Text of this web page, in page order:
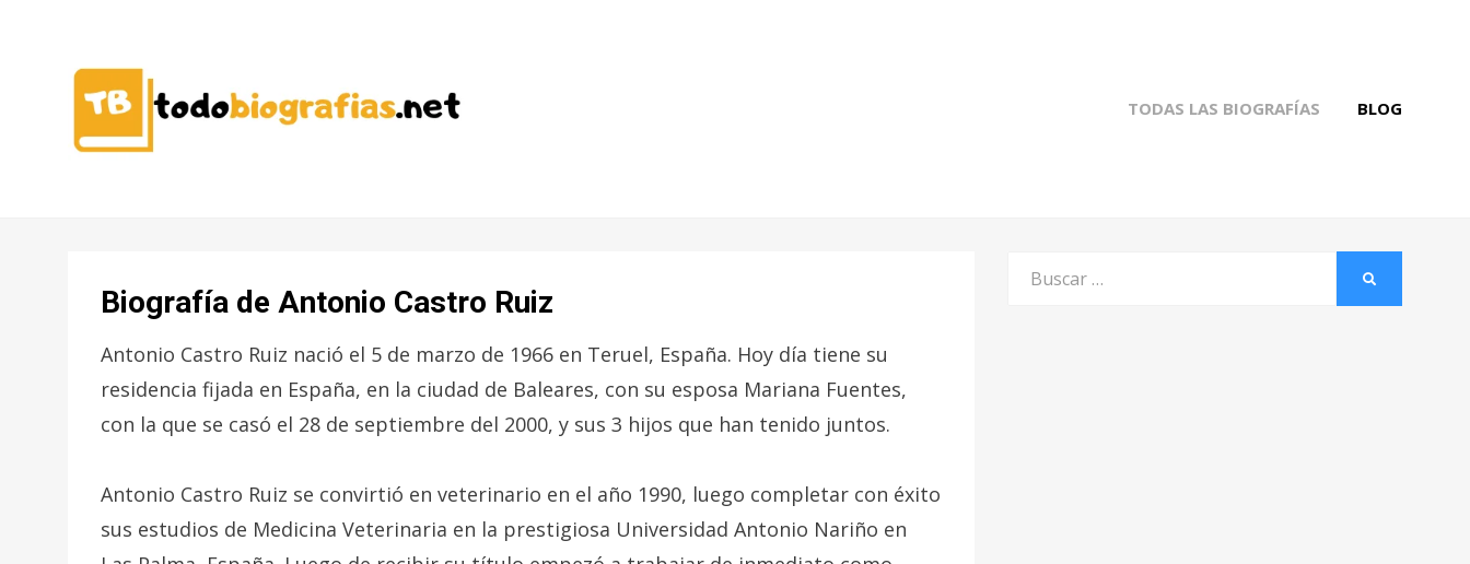
TODAS LAS BIOGRAFÍAS BLOG
Biografía de Antonio Castro Ruiz
Antonio Castro Ruiz nació el 5 de marzo de 1966 en Teruel, España. Hoy día tiene su
residencia fijada en España, en la ciudad de Baleares, con su esposa Mariana Fuentes,
con la que se casó el 28 de septiembre del 2000, y sus 3 hijos que han tenido juntos.
Antonio Castro Ruiz se convirtió en veterinario en el año 1990, luego completar con éxito
sus estudios de Medicina Veterinaria en la prestigiosa Universidad Antonio Nariño en
Buscar